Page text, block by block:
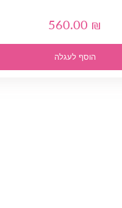
560.00 ₪
הוסף לעגלה